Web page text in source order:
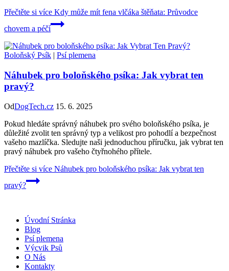
Přečtěte si více Kdy může mít fena vlčáka štěňata: Průvodce
chovem a péčí
Boloňský Psík | Psí plemena
Náhubek pro boloňského psíka: Jak vybrat ten
pravý?
OdDogTech.cz 15. 6. 2025
Pokud hledáte správný náhubek pro svého boloňského psíka, je
důležité zvolit ten správný typ a velikost pro pohodlí a bezpečnost
vašeho mazlíčka. Sledujte naši jednoduchou příručku, jak vybrat ten
pravý náhubek pro vašeho čtyřnohého přítele.
Přečtěte si více Náhubek pro boloňského psíka: Jak vybrat ten
pravý?
Úvodní Stránka
Blog
Psí plemena
Výcvik Psů
O Nás
Kontakty